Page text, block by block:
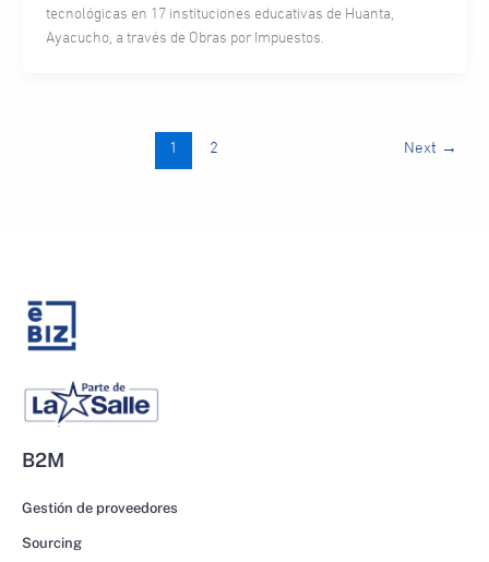
tecnológicas en 17 instituciones educativas de Huanta,
Ayacucho, a través de Obras por Impuestos.
1 2 Next →
B2M
Gestión de proveedores
Sourcing